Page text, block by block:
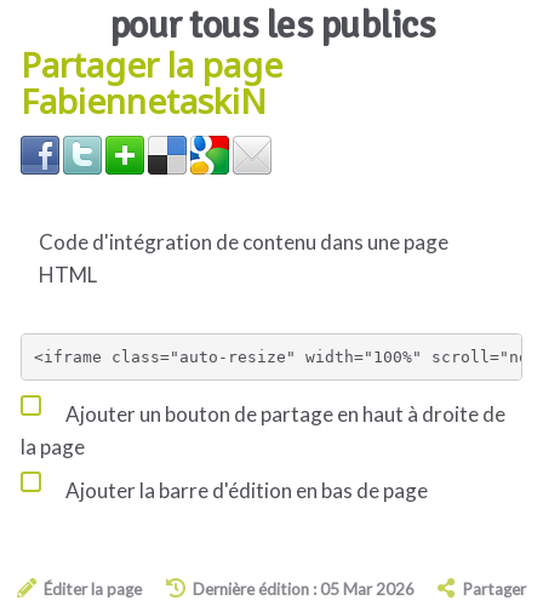
pour tous les publics
Partager la page
FabiennetaskiN
Code d'intégration de contenu dans une page
HTML
Ajouter un bouton de partage en haut à droite de
la page
Ajouter la barre d'édition en bas de page
Éditer la page Dernière édition : 05 Mar 2026 Partager